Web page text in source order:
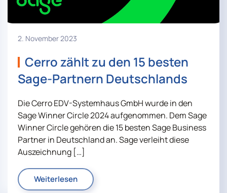
2. November 2023
Cerro zählt zu den 15 besten
Sage-Partnern Deutschlands
Die Cerro EDV-Systemhaus GmbH wurde in den
Sage Winner Circle 2024 aufgenommen. Dem Sage
Winner Circle gehören die 15 besten Sage Business
Partner in Deutschland an. Sage verleiht diese
Auszeichnung […]
Weiterlesen